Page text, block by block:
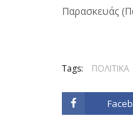
Παρασκευάς
Tags: ΠΟΛΙΤΙΚΑ